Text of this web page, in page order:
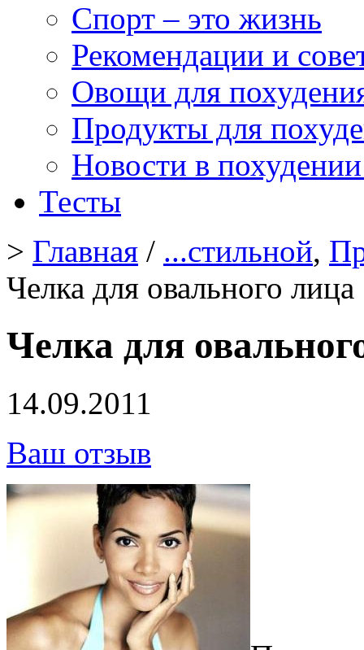
Спорт – это жизнь
Рекомендации и
Овощи для
Продукты для
Новости в
Тесты
> Главная / ...стильной,
Челка для овального лица
Челка для
14.09.2011
Ваш отзыв